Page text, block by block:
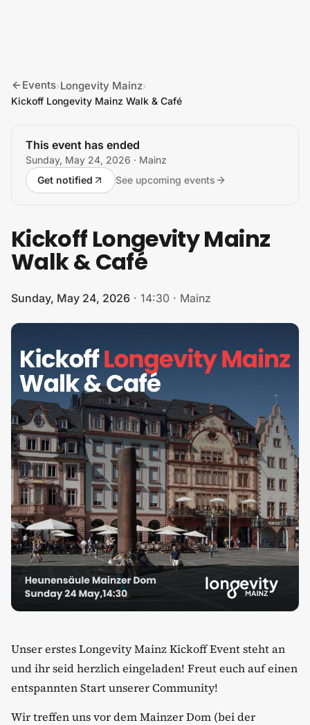
Events›Longevity Mainz›
Kickoff Longevity Mainz Walk & Café
This event has ended
Sunday, May 24, 2026 · Mainz
Get notified
See upcoming events
Kickoff Longevity Mainz
Walk & Café
Sunday, May 24, 2026 · 14:30 · Mainz
​Unser erstes Longevity Mainz Kickoff Event steht an
und ihr seid herzlich eingeladen! Freut euch auf einen
entspannten Start unserer Community!
​Wir treffen uns vor dem Mainzer Dom (bei der